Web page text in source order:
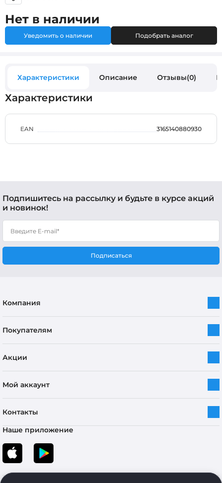
Нет в наличии
Уведомить о наличии Подобрать аналог
Характеристики Описание Отзывы(0)
Характеристики
EAN 3165140880930
Подпишитесь на рассылку и будьте в курсе акций
и новинок!
Подписаться
Компания
Покупателям
Акции
Мой аккаунт
Контакты
Наше приложение